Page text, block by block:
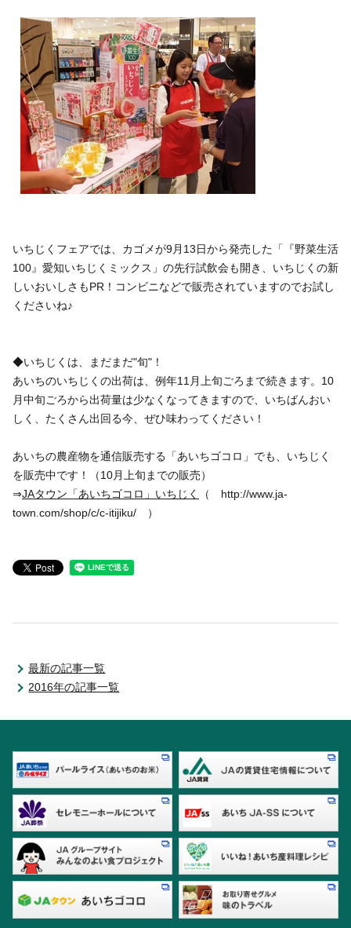
いちじくフェアでは、カゴメが9月13日から発売した「『野菜生活
100』愛知いちじくミックス」の先行試飲会も開き、いちじくの新
しいおいしさもPR！コンビニなどで販売されていますのでお試し
くださいね♪
◆いちじくは、まだまだ"旬"！
あいちのいちじくの出荷は、例年11月上旬ごろまで続きます。10
月中旬ごろから出荷量は少なくなってきますので、いちばんおい
しく、たくさん出回る今、ぜひ味わってください！
あいちの農産物を通信販売する「あいちゴコロ」でも、いちじく
を販売中です！（10月上旬までの販売）
⇒JAタウン「あいちゴコロ」いちじく
（ http://www.ja-
town.com/shop/c/c-itijiku/ ）
最新の記事一覧
2016年の記事一覧